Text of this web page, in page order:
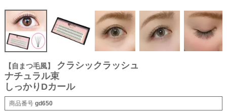
【自まつ毛風】
クラシックラッシュ
ナチュラル束
しっかりDカール
商品番号 gd650